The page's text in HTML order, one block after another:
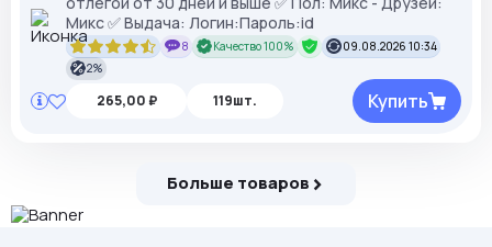
Микс ✅ Выдача: Логин:Пароль:id
8 Качество 100%
09.08.2026 10:34
2%
265,00 ₽ 119шт. Купить
Больше товаров